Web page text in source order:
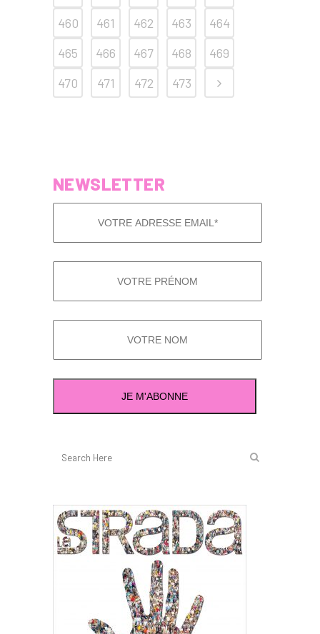
460
461 462 463
464
465
466 467 468
469
470
471 472 473
NEWSLETTER